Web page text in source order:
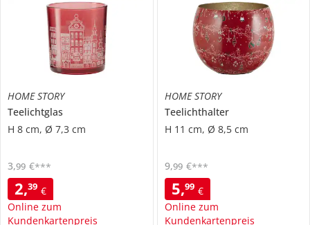
HOME STORY
Teelichtglas
H 8 cm, Ø 7,3 cm
2,39 €
Online zum
Kundenkartenpreis
3,99 €***
HOME STORY
Teelichthalter
H 11 cm, Ø 8,5 cm
5,99 €
Online zum
Kundenkartenpreis
9,99 €***